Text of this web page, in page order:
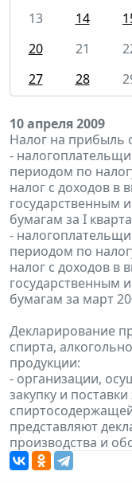
13
14
20
21
27
28
10 апреля 2009
Налог на прибыль
-
периодом по
налог с доходов в
государственным
бумагам за I
-
периодом по
налог с доходов в
государственным
бумагам за март
Декларирование
спирта,
продукции:
- организации,
закупку и
представляют
производства и